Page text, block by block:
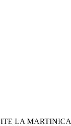
LA MARTINICA